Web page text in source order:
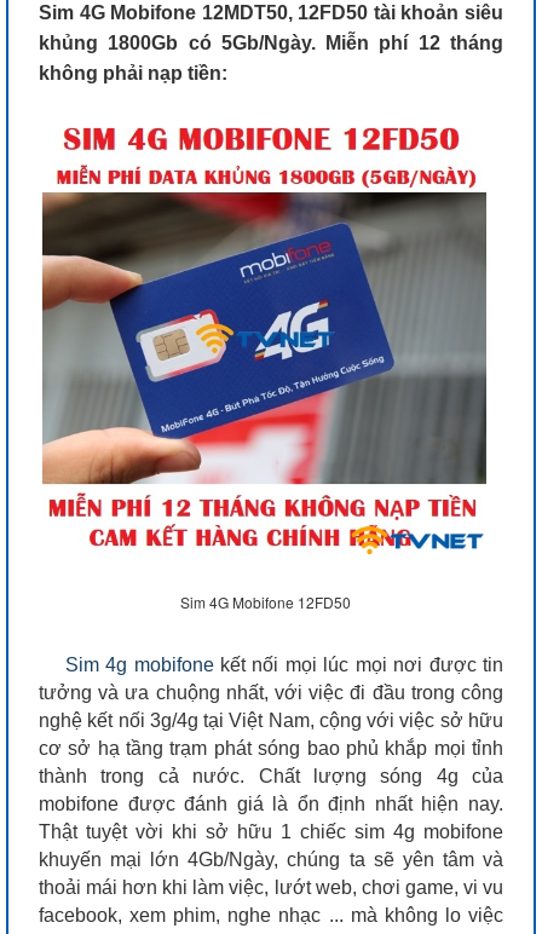
Sim 4G Mobifone 12MDT50, 12FD50 tài khoản siêu
khủng 1800Gb có 5Gb/Ngày. Miễn phí 12 tháng
không phải nạp tiền:
Sim 4G Mobifone 12FD50
Sim 4g mobifonekết nối mọi lúc mọi nơi được tin
tưởng và ưa chuộng nhất, với việc đi đầu trong công
nghệ kết nối 3g/4g tại Việt Nam, cộng với việc sở hữu
cơ sở hạ tầng trạm phát sóng bao phủ khắp mọi tỉnh
thành trong cả nước. Chất lượng sóng 4g của
mobifone được đánh giá là ổn định nhất hiện nay.
Thật tuyệt vời khi sở hữu 1 chiếc sim 4g mobifone
khuyến mại lớn 4Gb/Ngày, chúng ta sẽ yên tâm và
thoải mái hơn khi làm việc, lướt web, chơi game, vi vu
facebook, xem phim, nghe nhạc ... mà không lo việc